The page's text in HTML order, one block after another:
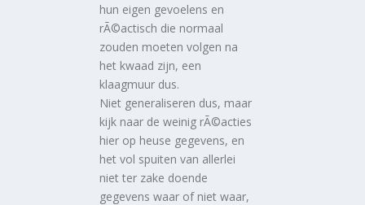
hun eigen gevoelens en
rÃ©actisch die normaal
zouden moeten volgen na
het kwaad zijn, een
klaagmuur dus.
Niet generaliseren dus, maar
kijk naar de weinig rÃ©acties
hier op heuse gegevens, en
het vol spuiten van allerlei
niet ter zake doende
gegevens waar of niet waar,